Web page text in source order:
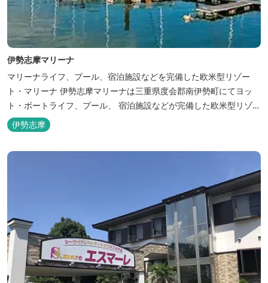
伊勢志摩マリーナ
マリーナライフ、プール、宿泊施設などを完備した欧米型リゾー
ト・マリーナ 伊勢志摩マリーナは三重県度会郡南伊勢町にてヨッ
ト・ボートライフ、プール、 宿泊施設などが完備した欧米型リゾー
ト・マリーナの管理・運営を行っております。
伊勢志摩